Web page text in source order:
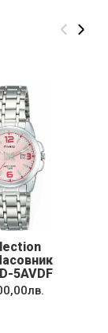
‹ ›
5AVDF